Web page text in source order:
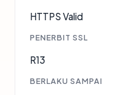
HTTPS Valid
PENERBIT SSL
R13
BERLAKU SAMPAI